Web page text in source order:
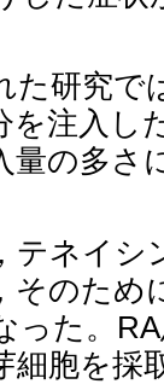
た研究で
を注入し
量の多さ
テネイシ
そのため
った。
細胞を